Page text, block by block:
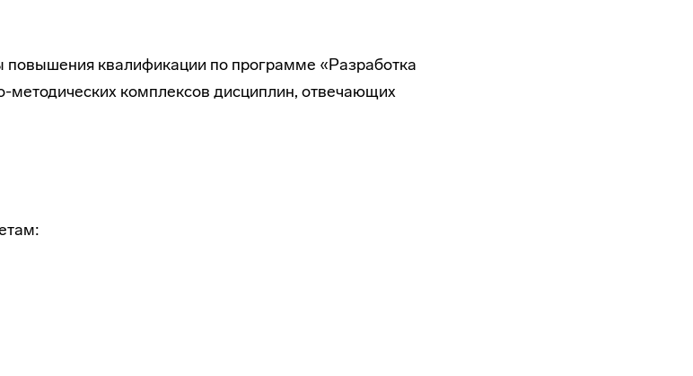
повышения квалификации по программе «Разработка
методических комплексов дисциплин, отвечающих